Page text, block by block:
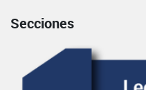
Secciones